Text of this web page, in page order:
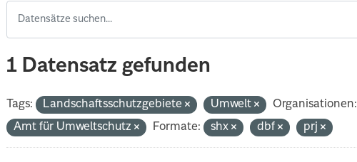
1 Datensatz gefunden
Tags: Landschaftsschutzgebiete Umwelt
Organisationen:
Amt für Umweltschutz
Formate: shx dbf prj